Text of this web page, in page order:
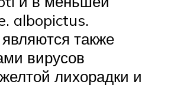
albopictus.
также
вирусов
лихорадки и